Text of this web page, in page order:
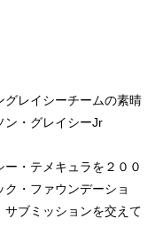
グレイシーチームの素晴
ン・グレイシーJr
ー・テメキュラを２００
・ファウンデーショ
サブミッションを交えて